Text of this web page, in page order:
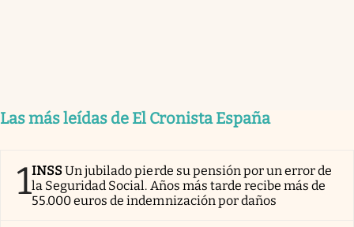
Las más leídas de El Cronista España
1INSSUn jubilado pierde su pensión por un error de
la Seguridad Social. Años más tarde recibe más de
55.000 euros de indemnización por daños